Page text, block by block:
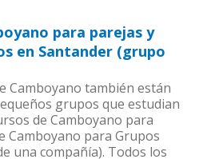
para parejas y
en Santander (grupo
Camboyano también están
grupos que estudian
de Camboyano para
Camboyano para Grupos
una compañía). Todos los